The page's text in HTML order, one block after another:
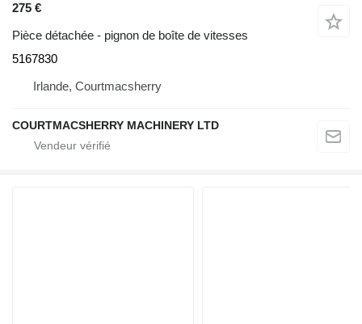
275 €
Pièce détachée - pignon de boîte de vitesses
5167830
Irlande, Courtmacsherry
COURTMACSHERRY MACHINERY LTD